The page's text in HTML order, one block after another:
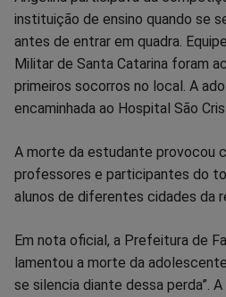
instituição de ensino quando se
antes de entrar em quadra.
Militar de Santa Catarina foram
primeiros socorros no local. A
encaminhada ao Hospital São
A morte da estudante provocou
professores e participantes do
alunos de diferentes cidades da
Em nota oficial, a Prefeitura de
lamentou a morte da
se silencia diante dessa perda”.